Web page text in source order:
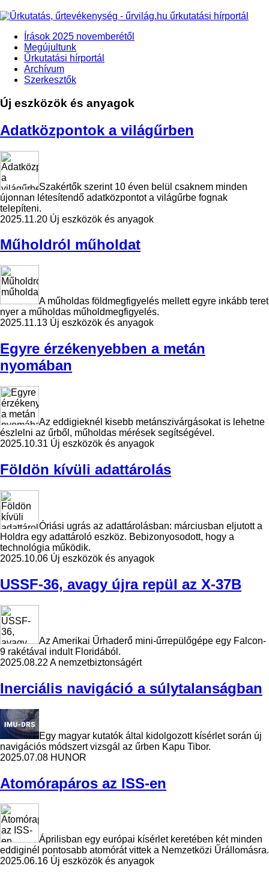
Írások 2025 novemberétől
Megújultunk
Űrkutatási hírportál
Archívum
Szerkesztők
Új eszközök és anyagok
Adatközpontok a világűrben
Szakértők szerint 10 éven belül csaknem minden
újonnan létesítendő adatközpontot a világűrbe fognak
telepíteni.
2025.11.20 Új eszközök és anyagok
Műholdról műholdat
A műholdas földmegfigyelés mellett egyre inkább teret
nyer a műholdas műholdmegfigyelés.
2025.11.13 Új eszközök és anyagok
Egyre érzékenyebben a metán
nyomában
Az eddigieknél kisebb metánszivárgásokat is lehetne
észlelni az űrből, műholdas mérések segítségével.
2025.10.31 Új eszközök és anyagok
Földön kívüli adattárolás
Óriási ugrás az adattárolásban: márciusban eljutott a
Holdra egy adattároló eszköz. Bebizonyosodott, hogy a
technológia működik.
2025.10.06 Új eszközök és anyagok
USSF-36, avagy újra repül az X-37B
Az Amerikai Űrhaderő mini-űrrepülőgépe egy Falcon-
9 rakétával indult Floridából.
2025.08.22 A nemzetbiztonságért
Inerciális navigáció a súlytalanságban
Egy magyar kutatók által kidolgozott kísérlet során új
navigációs módszert vizsgál az űrben Kapu Tibor.
2025.07.08 HUNOR
Atomórapáros az ISS-en
Áprilisban egy európai kísérlet keretében két minden
eddiginél pontosabb atomórát vittek a Nemzetközi Űrállomásra.
2025.06.16 Új eszközök és anyagok